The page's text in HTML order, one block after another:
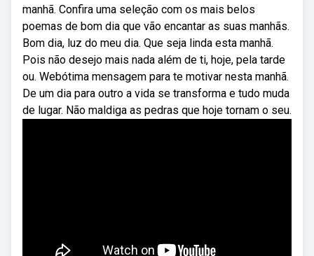
manhã. Confira uma seleção com os mais belos
poemas de bom dia que vão encantar as suas manhãs.
Bom dia, luz do meu dia. Que seja linda esta manhã.
Pois não desejo mais nada além de ti, hoje, pela tarde
ou. Webótima mensagem para te motivar nesta manhã.
De um dia para outro a vida se transforma e tudo muda
de lugar. Não maldiga as pedras que hoje tornam o seu.